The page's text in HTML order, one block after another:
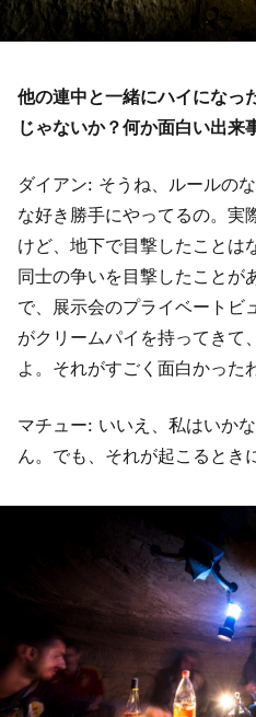
他の連中と一緒にハイになっ
じゃないか？何か面白い出来
ダイアン: そうね、ルールの
な好き勝手にやってるの。実
けど、地下で目撃したことは
同士の争いを目撃したことが
で、展示会のプライベートビ
がクリームパイを持ってきて
よ。それがすごく面白かった
マチュー: いいえ、私はいか
ん。でも、それが起こるとき